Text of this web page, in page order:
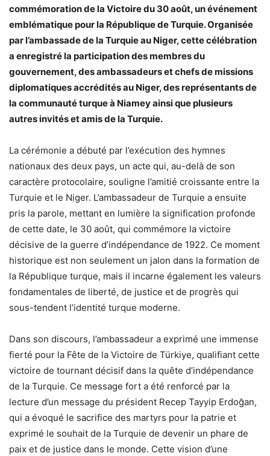
commémoration de la Victoire du 30 août, un événement
emblématique pour la République de Turquie. Organisée
par l’ambassade de la Turquie au Niger, cette célébration
a enregistré la participation des membres du
gouvernement, des ambassadeurs et chefs de missions
diplomatiques accrédités au Niger, des représentants de
la communauté turque à Niamey ainsi que plusieurs
autres invités et amis de la Turquie.
La cérémonie a débuté par l’exécution des hymnes
nationaux des deux pays, un acte qui, au-delà de son
caractère protocolaire, souligne l’amitié croissante entre la
Turquie et le Niger. L’ambassadeur de Turquie a ensuite
pris la parole, mettant en lumière la signification profonde
de cette date, le 30 août, qui commémore la victoire
décisive de la guerre d’indépendance de 1922. Ce moment
historique est non seulement un jalon dans la formation de
la République turque, mais il incarne également les valeurs
fondamentales de liberté, de justice et de progrès qui
sous-tendent l’identité turque moderne.
Dans son discours, l’ambassadeur a exprimé une immense
fierté pour la Fête de la Victoire de Türkiye, qualifiant cette
victoire de tournant décisif dans la quête d’indépendance
de la Turquie. Ce message fort a été renforcé par la
lecture d’un message du président Recep Tayyip Erdoğan,
qui a évoqué le sacrifice des martyrs pour la patrie et
exprimé le souhait de la Turquie de devenir un phare de
paix et de justice dans le monde. Cette vision d’une